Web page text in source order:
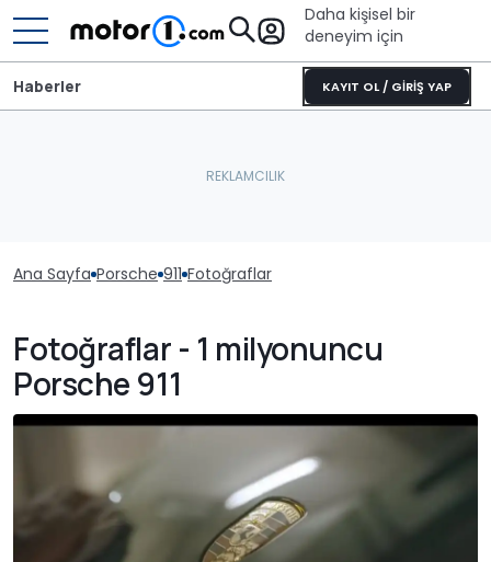
Daha kişisel bir
deneyim için
KAYIT OL / GİRİŞ YAP
Haberler
Ana Sayfa Porsche 911 Fotoğraflar
Fotoğraflar - 1 milyonuncu
Porsche 911